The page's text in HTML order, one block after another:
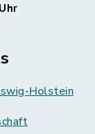
Holstein